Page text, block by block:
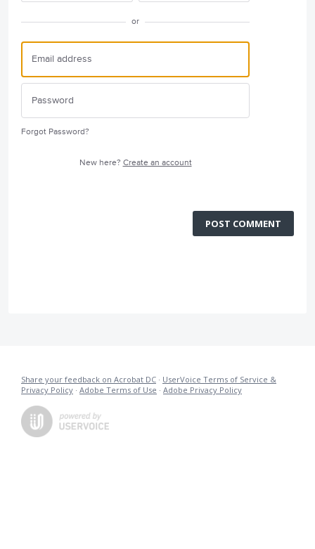
or
Forgot Password?
New here? Create an account
POST COMMENT
Share your feedback on Acrobat DC · UserVoice Terms of Service &
Privacy Policy · Adobe Terms of Use · Adobe Privacy Policy